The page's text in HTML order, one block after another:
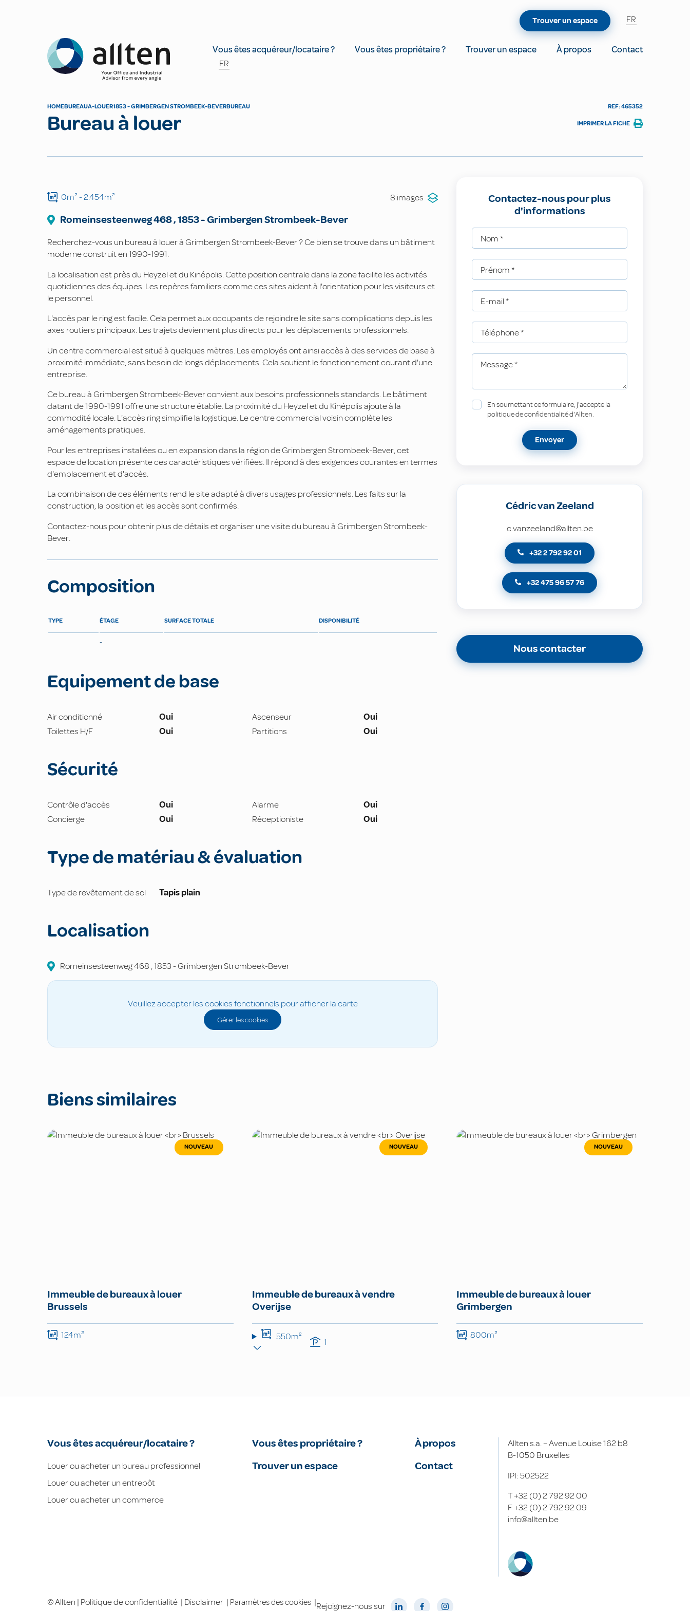
Allten
Vous êtes acquéreur/locataire ? Vous êtes propriétaire ? Trouver un espace À propos
Contact
FR
Trouver un espace FR
HOMEBUREAUA-LOUER1853 - GRIMBERGEN STROMBEEK-BEVERBUREAU
Bureau à louer
REF: 465352
IMPRIMER LA FICHE
0m²- 2.454m² 8 images
Romeinsesteenweg468,1853-Grimbergen Strombeek-Bever
Recherchez-vous un bureau à louer à Grimbergen Strombeek-Bever ? Ce bien se trouve dans un bâtiment
moderne construit en 1990-1991.
La localisation est près du Heyzel et du Kinépolis. Cette position centrale dans la zone facilite les activités
quotidiennes des équipes. Les repères familiers comme ces sites aident à l'orientation pour les visiteurs et
le personnel.
L'accès par le ring est facile. Cela permet aux occupants de rejoindre le site sans complications depuis les
axes routiers principaux. Les trajets deviennent plus directs pour les déplacements professionnels.
Un centre commercial est situé à quelques mètres. Les employés ont ainsi accès à des services de base à
proximité immédiate, sans besoin de longs déplacements. Cela soutient le fonctionnement courant d'une
entreprise.
Ce bureau à Grimbergen Strombeek-Bever convient aux besoins professionnels standards. Le bâtiment
datant de 1990-1991 offre une structure établie. La proximité du Heyzel et du Kinépolis ajoute à la
commodité locale. L'accès ring simplifie la logistique. Le centre commercial voisin complète les
aménagements pratiques.
Pour les entreprises installées ou en expansion dans la région de Grimbergen Strombeek-Bever, cet
espace de location présente ces caractéristiques vérifiées. Il répond à des exigences courantes en termes
d'emplacement et d'accès.
La combinaison de ces éléments rend le site adapté à divers usages professionnels. Les faits sur la
construction, la position et les accès sont confirmés.
Contactez-nous pour obtenir plus de détails et organiser une visite du bureau à Grimbergen Strombeek-
Bever.
Composition
TYPE ÉTAGE SURFACE TOTALE DISPONIBILITÉ
-
Equipement de base
Air conditionné Oui Ascenseur
Oui
Toilettes H/F
Oui Partitions Oui
Sécurité
Contrôle d'accès Oui Alarme
Oui
Concierge
Oui Réceptioniste Oui
Type de matériau & évaluation
Type de revêtement de sol Tapis plain
Localisation
Romeinsesteenweg468 ,1853-Grimbergen Strombeek-Bever
Veuillez accepter les cookies fonctionnels pour afficher la carte
Gérer les cookies
Contactez-nous pour plus
d'informations
Nom *
Prénom *
E-mail *
Téléphone*
Message*
En soumettant ce formulaire, j'accepte la
politique de confidentialité d'Allten.
Envoyer
Cédric van Zeeland
c.vanzeeland@allten.be
+32 2 792 92 01
+32 475 96 57 76
Nous contacter
Biens similaires
NOUVEAU
Immeuble de bureaux à louer
Brussels
124m²
NOUVEAU
Immeuble de bureaux à vendre
Overijse
550m² 1
NOUVEAU
Immeuble de bureaux à louer
Grimbergen
800m²
Vous êtes acquéreur/locataire ?
Louer ou acheter un bureau professionnel
Louer ou acheter un entrepôt
Louer ou acheter un commerce
Vous êtes propriétaire ?
Trouver un espace
À propos
Contact
Allten s.a. – Avenue Louise 162 b8
B-1050 Bruxelles
IPI: 502522
T+32 (0) 2 792 92 00
F+32 (0) 2 792 92 09
info@allten.be
© Allten | Politique de confidentialité | Disclaimer | Paramètres des cookies |Rejoignez-nous sur